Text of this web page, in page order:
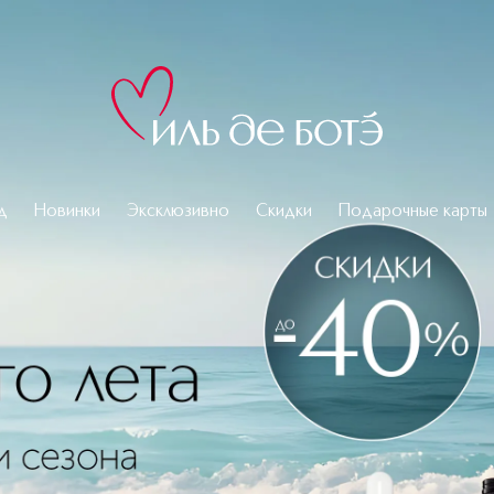
Новинки Эксклюзивно Скидки Подарочные карты
и парфюмерии